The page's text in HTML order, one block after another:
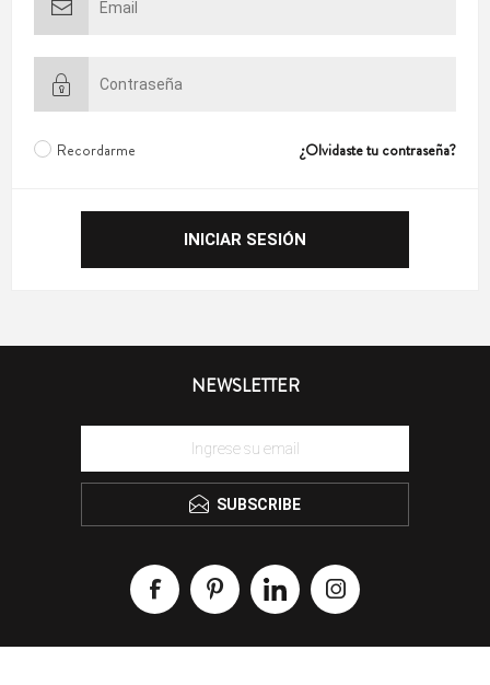
Recordarme ¿Olvidaste tu contraseña?
NEWSLETTER
SUBSCRIBE